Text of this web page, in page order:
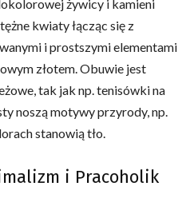
żywicy i kamieni
kwiaty łącząc się z
i prostszymi elementami
złotem. Obuwie jest
tak jak np. tenisówki na
noszą motywy przyrody, np.
stanowią tło.
i Pracoholik